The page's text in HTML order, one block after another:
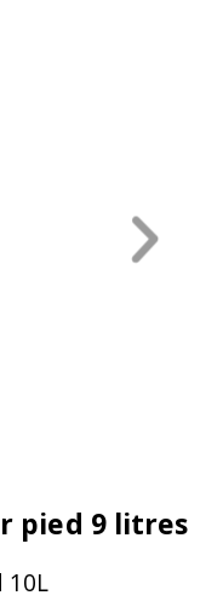
pied 9 litres
10L